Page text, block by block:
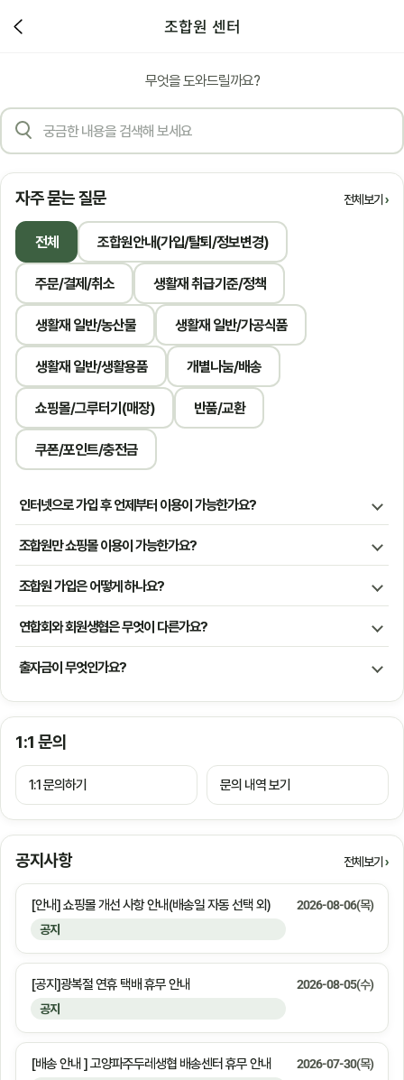
조합원 센터
무엇을 도와드릴까요?
자주 묻는 질문 전체보기
전체 조합원안내(가입/탈퇴/정보변경)
주문/결제/취소 생활재 취급기준/정책
생활재 일반/농산물 생활재 일반/가공식품
생활재 일반/생활용품 개별나눔/배송
쇼핑몰/그루터기(매장) 반품/교환
쿠폰/포인트/충전금
인터넷으로 가입 후 언제부터 이용이 가능한가요?
조합원만 쇼핑몰 이용이 가능한가요?
조합원 가입은 어떻게 하나요?
연합회와 회원생협은 무엇이 다른가요?
출자금이 무엇인가요?
1:1 문의
1:1 문의하기 문의 내역 보기
공지사항 전체보기
공지
[안내] 쇼핑몰 개선 사항 안내(배송일 자동 선택 외) 2026-08-06(목)
공지
[공지]광복절 연휴 택배 휴무 안내 2026-08-05(수)
[배송 안내 ] 고양파주두레생협 배송센터 휴무 안내 2026-07-30(목)